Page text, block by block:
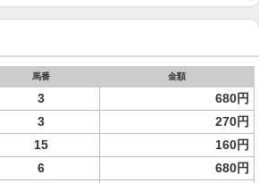
馬番 金額
3 680円
3
270円
15
160円
6
680円